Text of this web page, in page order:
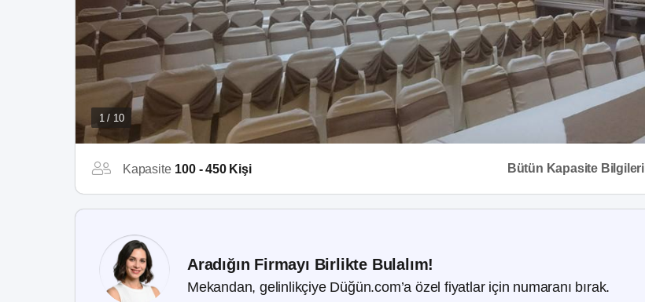
1 / 10
Kapasite 100 - 450 Kişi Bütün Kapasite Bilgileri
Aradığın Firmayı Birlikte Bulalım!
Mekandan, gelinlikçiye Düğün.com’a özel fiyatlar için numaranı bırak.